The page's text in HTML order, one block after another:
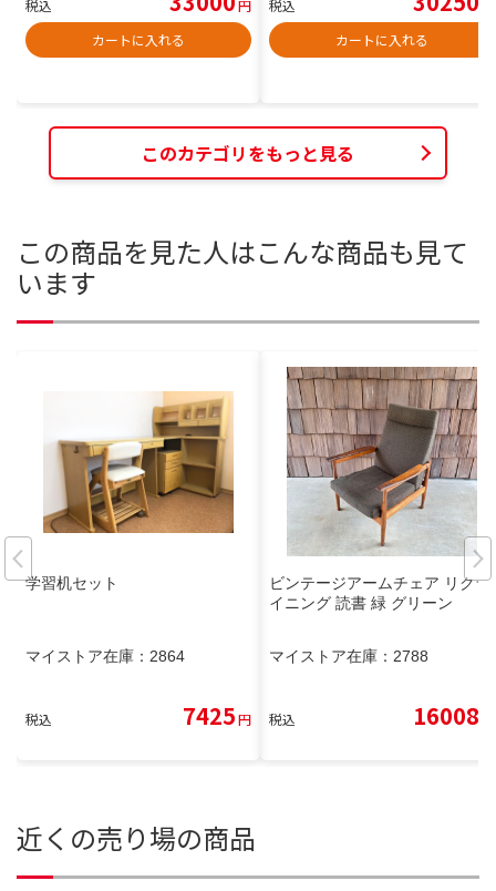
税込
円
カートに入れる
税込
カートに入れる
このカテゴリをもっと見る
この商品を見た人はこんな商品も見て
います
学習机セット
マイストア在庫： 2864
税込 7425円
ビンテージアームチェア リクラ
イニング 読書 緑 グリーン
マイストア在庫： 2788
税込 16008
近くの売り場の商品